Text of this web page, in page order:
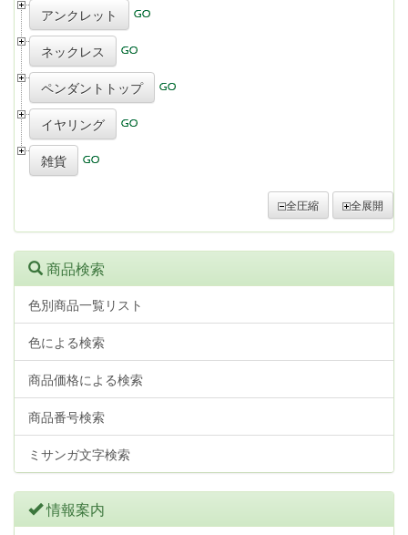
アンクレット
ネックレス
ペンダントトップ
イヤリング
雑貨
全圧縮 全展開
商品検索
色別商品一覧リスト
色による検索
商品価格による検索
商品番号検索
ミサンガ文字検索
情報案内